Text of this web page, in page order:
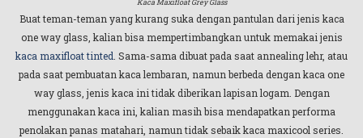
Buat teman-teman yang kurang suka dengan pantulan dari jenis kaca
one way glass, kalian bisa mempertimbangkan untuk memakai jenis
kaca maxifloat tinted . Sama-sama dibuat pada saat annealing lehr, atau
pada saat pembuatan kaca lembaran, namun berbeda dengan kaca one
way glass, jenis kaca ini tidak diberikan lapisan logam. Dengan
menggunakan kaca ini, kalian masih bisa mendapatkan performa
penolakan panas matahari, namun tidak sebaik kaca maxicool series.